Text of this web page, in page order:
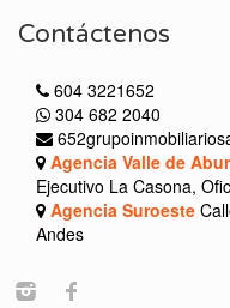
Contáctenos
604 3221652
304 682 2040
Agencia Valle de
Ejecutivo La Casona,
Agencia Suroeste
Andes